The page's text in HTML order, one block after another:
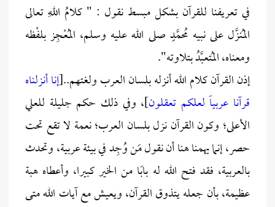
في تعريفنا للقرآن بشكل مبسط نقول : " كلامُ اللهِ تعالى
المُنزَّل على نبيه مُحمَّدٍ صلى الله عليه وسلم، المُعْجِز بلفْظه
ومعناه، المُتعبَّدُ بتلاوته".
إذن القرآن كلام الله أنزله بلسان العرب ولغتهم..[إنا أنزلناه
قرآنا عربياً لعلكم تعقلون]، وفي ذلك حكم جليلة للعلي
الأعلى؛ وكون القرآن نزل بلسان العرب؛ نعمة لا تقع تحت
حصر، إنما يهمنا هنا أن نقول مَن وُجِد في بيئة عربية، وتحدث
بالعربية، فقد فتح الله له بابًا من الخير كبيرا، وأعطاه هبة
عظيمة، بأن جعله يتذوق القرآن، ويعيش مع آيات الله متى